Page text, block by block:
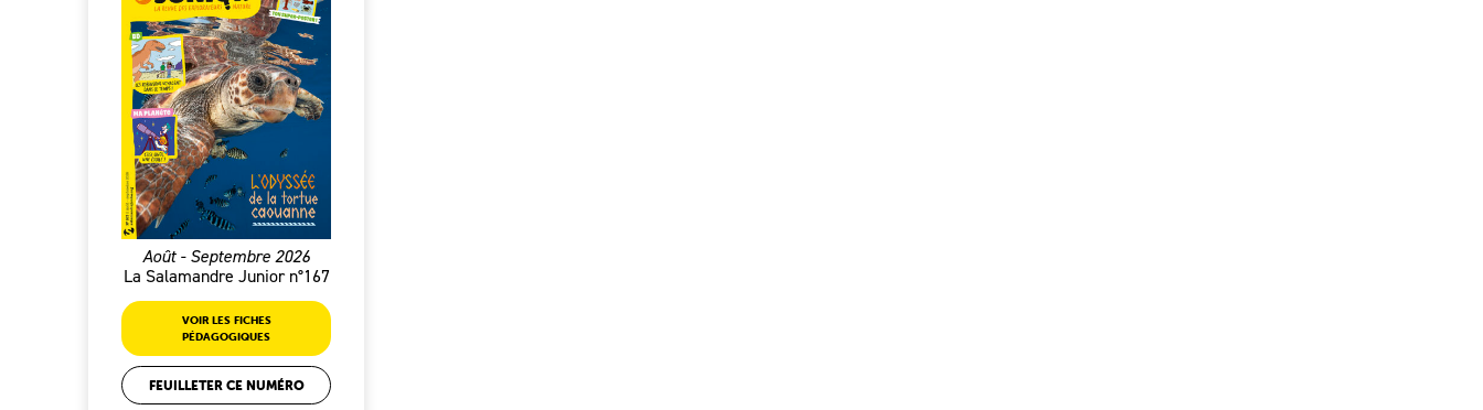
Août - Septembre 2026
La Salamandre Junior n°167
VOIR LES FICHES
PÉDAGOGIQUES
FEUILLETER CE NUMÉRO